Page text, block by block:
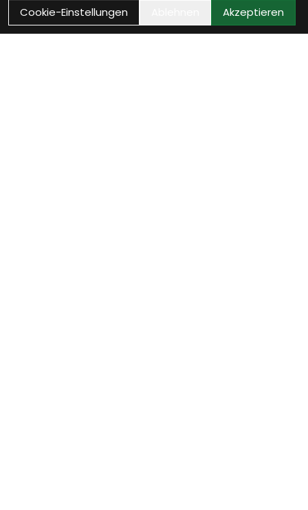
Cookie-Einstellungen
Akzeptieren